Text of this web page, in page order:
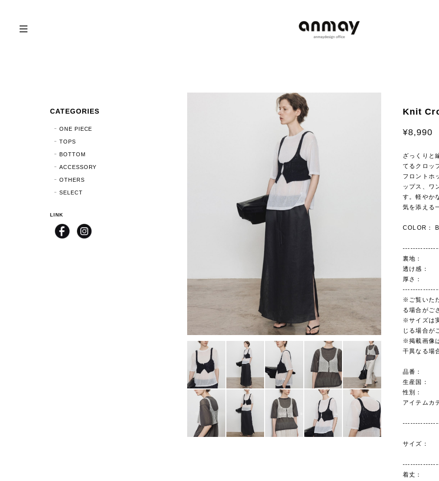
Knit
¥8,990
ざっくりと
てるクロッ
フロントホ
ップス、ワ
す。軽やか
気を添える
COLOR：
裏地：
透け感：
厚さ：
※ご覧いた
る場合がご
※サイズは
じる場合が
※掲載画像
干異なる場
品番
生産国
性別：
アイテムカ
サイ
着丈：
CATEGORIES
ONE PIECE
TOPS
BOTTOM
ACCESSORY
OTHERS
SELECT
LINK